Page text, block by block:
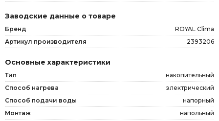
Заводские данные о товаре
Бренд
ROYAL Clima
Артикул производителя
2393206
Основные характеристики
Тип
накопительный
Способ нагрева
электрический
Способ подачи воды
напорный
Монтаж
напольный